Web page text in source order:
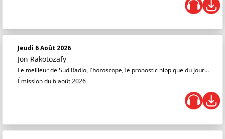
Jeudi 6 Août 2026
Jon Rakotozafy
Le meilleur de Sud Radio, l'horoscope, le pronostic hippique du jour...
Émission du 6 août 2026